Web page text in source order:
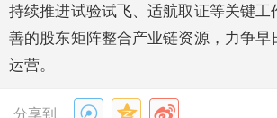
持续推进试验试飞、适航取证等关键工
善的股东矩阵整合产业链资源，力争早
运营。
分享到